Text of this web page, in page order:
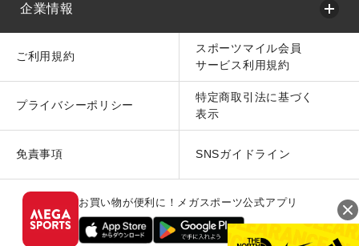
企業情報
ご利用規約
スポーツマイル会員
サービス利用規約
プライバシーポリシー
特定商取引法に基づく
表示
免責事項 SNSガイドライン
お買い物が便利に！メガスポーツ公式アプリ